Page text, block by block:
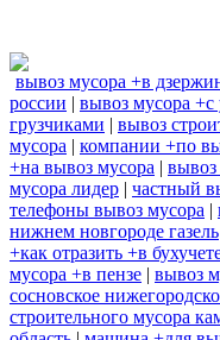
вывоз мусора +в
россии | вывоз мусора +с
грузчиками | вывоз
мусора | компании +по
+на вывоз мусора | вывоз
мусора лидер | частный
телефоны вывоз мусора |
нижнем новгороде газель
+как отразить +в
мусора +в пензе | вывоз
сосновское
строительного мусора